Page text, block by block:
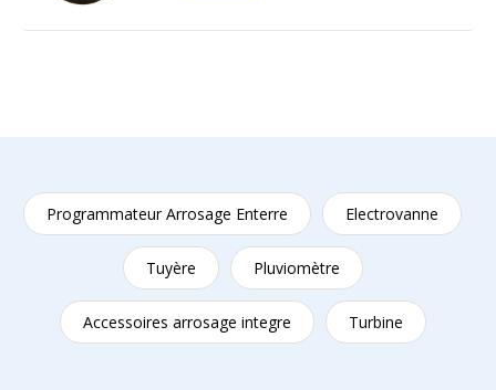
Programmateur Arrosage Enterre Electrovanne
Tuyère Pluviomètre
Accessoires arrosage integre Turbine